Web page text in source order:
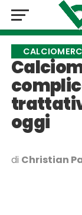
oggi
di Christian